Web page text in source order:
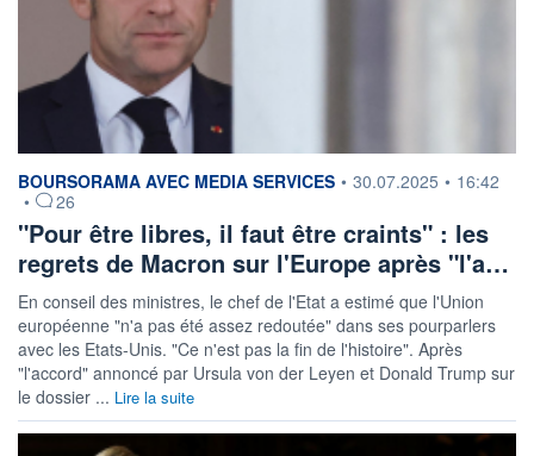
information fournie par
BOURSORAMA AVEC MEDIA SERVICES • 30.07.2025 • 16:42
•
26
"Pour être libres, il faut être craints" : les
regrets de Macron sur l'Europe après "l'a…
En conseil des ministres, le chef de l'Etat a estimé que l'Union
européenne "n'a pas été assez redoutée" dans ses pourparlers
avec les Etats-Unis. "Ce n'est pas la fin de l'histoire". Après
"l'accord" annoncé par Ursula von der Leyen et Donald Trump sur
le dossier ... Lire la suite